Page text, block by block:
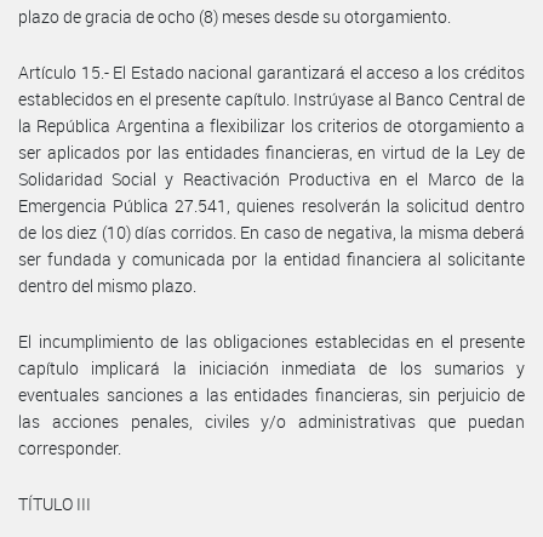
plazo de gracia de ocho (8) meses desde su otorgamiento.
Artículo 15.- El Estado nacional garantizará el acceso a los créditos
establecidos en el presente capítulo. Instrúyase al Banco Central de
la República Argentina a flexibilizar los criterios de otorgamiento a
ser aplicados por las entidades financieras, en virtud de la Ley de
Solidaridad Social y Reactivación Productiva en el Marco de la
Emergencia Pública 27.541, quienes resolverán la solicitud dentro
de los diez (10) días corridos. En caso de negativa, la misma deberá
ser fundada y comunicada por la entidad financiera al solicitante
dentro del mismo plazo.
El incumplimiento de las obligaciones establecidas en el presente
capítulo implicará la iniciación inmediata de los sumarios y
eventuales sanciones a las entidades financieras, sin perjuicio de
las acciones penales, civiles y/o administrativas que puedan
corresponder.
TÍTULO III